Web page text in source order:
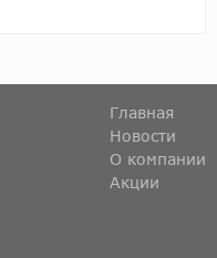
Главная
Новости
О компании
Акции